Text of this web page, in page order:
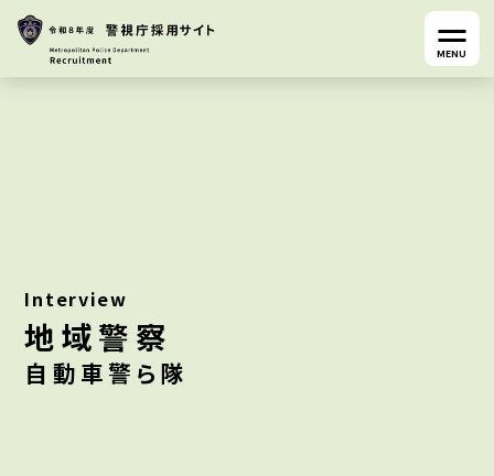
MENU
Interview
地域警察
自動車警ら隊